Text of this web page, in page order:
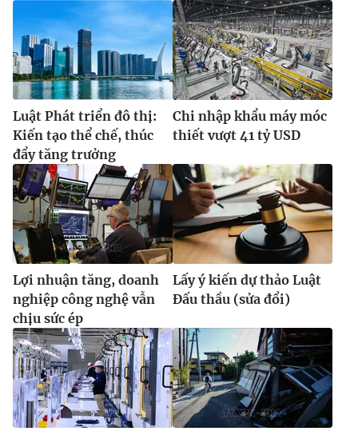
Ðiện thoại Thời báo VTV:
024.66 897 897
Email: toasoan@vtv.vn
Liên hệ quảng cáo:024-7300.7108
® Cấm sao chép dưới mọi hình thức nếu không có sự chấp
thuận bằng văn bản. Ghi rõ nguồn VTV.vn khi phát hành lại
thông tin từ website này.
Luật Phát triển đô thị:
Kiến tạo thể chế, thúc
đẩy tăng trưởng
Chi nhập khẩu máy móc
thiết vượt 41 tỷ USD
Lợi nhuận tăng, doanh
nghiệp công nghệ vẫn
chịu sức ép
Lấy ý kiến dự thảo Luật
Đấu thầu (sửa đổi)